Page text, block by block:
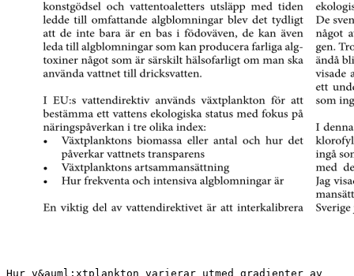
Hur v&auml;xtplankton varierar utmed gradienter av